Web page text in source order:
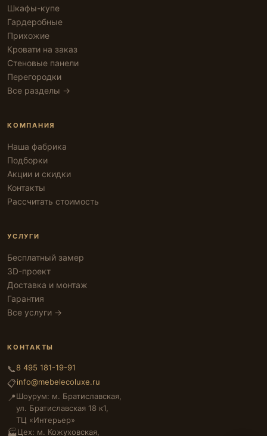
Шкафы-купе
Гардеробные
Прихожие
Кровати на заказ
Стеновые панели
Перегородки
Все разделы →
КОМПАНИЯ
Наша фабрика
Подборки
Акции и скидки
Контакты
Рассчитать стоимость
УСЛУГИ
Бесплатный замер
3D-проект
Доставка и монтаж
Гарантия
Все услуги →
КОНТАКТЫ
📞8 495 181-19-91
📋info@mebelecoluxe.ru
📍Шоурум: м. Братиславская,
ул. Братиславская 18 к1,
ТЦ «Интерьер»
🏭Цех: м. Кожуховская,